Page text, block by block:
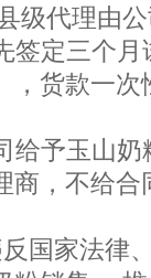
级代理由
定三个月
，货款一
予玉山奶
商，不给
国家法律